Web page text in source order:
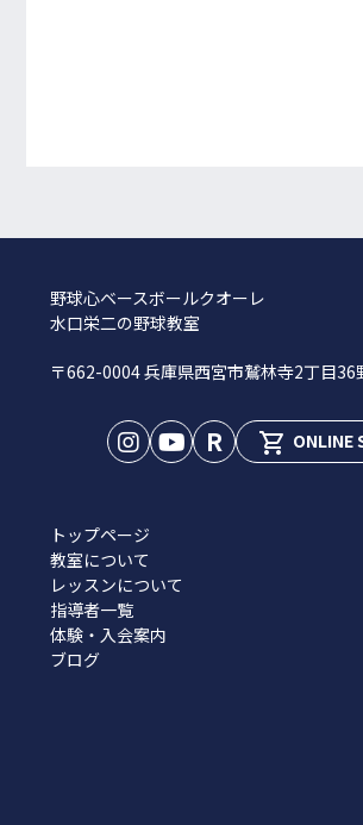
野球心ベースボールクオーレ
水口栄二の野球教室
〒662-0004 兵庫県西宮市鷲林寺2丁目36
R shopping_cart ONLINE
トップページ
教室について
レッスンについて
指導者一覧
体験・入会案内
ブログ